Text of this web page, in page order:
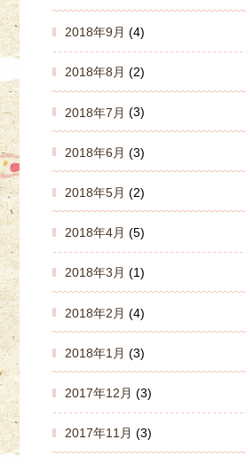
2018年9月 (4)
2018年8月 (2)
2018年7月 (3)
2018年6月 (3)
2018年5月 (2)
2018年4月 (5)
2018年3月 (1)
2018年2月 (4)
2018年1月 (3)
2017年12月 (3)
2017年11月 (3)